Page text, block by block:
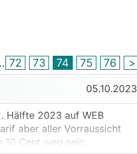
72 73 74 75 76 >
05.10.2023
Hälfte 2023 auf WEB
aber aller Vorraussicht
Cent weg sein.